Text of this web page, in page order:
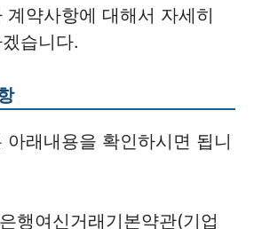
계약사항에 대해서 자세히
습니다.
아래내용을 확인하시면 됩니
행여신거래기본약관(기업